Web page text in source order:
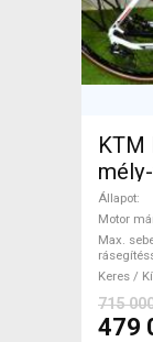
KTM
mély-
Állapot
Motor
Max.
Keres /
715
479